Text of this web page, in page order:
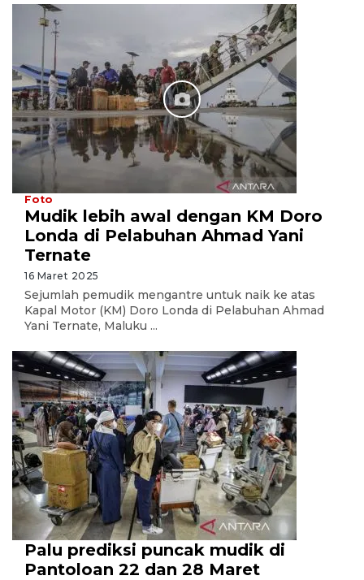
Foto
Mudik lebih awal dengan KM Doro
Londa di Pelabuhan Ahmad Yani
Ternate
16 Maret 2025
Sejumlah pemudik mengantre untuk naik ke atas
Kapal Motor (KM) Doro Londa di Pelabuhan Ahmad
Yani Ternate, Maluku ...
Palu prediksi puncak mudik di
Pantoloan 22 dan 28 Maret